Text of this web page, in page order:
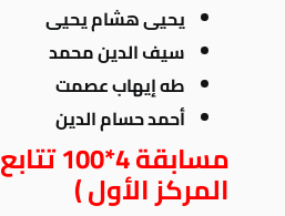
يحيى هشام يحيى
سيف الدين محمد
طه إيهاب عصمت
أحمد حسام الدين
مسابقة 4*100 تتابع مختلط
المركز الأول )